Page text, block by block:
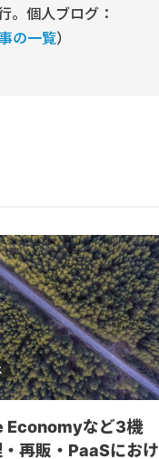
。個人ブログ：
の一覧）
Economyなど3機
・再販・PaaSにおけ